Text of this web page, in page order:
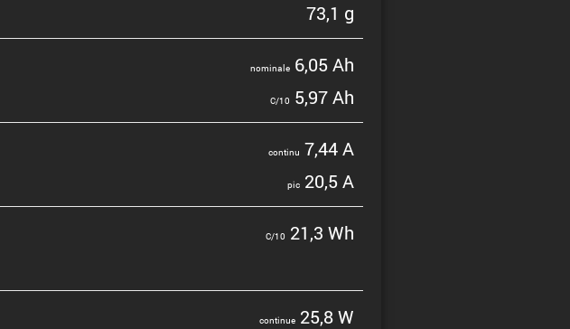
73,1 g
nominale6,05 Ah
C/10 5,97 Ah
continu 7,44 A
pic20,5 A
C/10 21,3 Wh
continue25,8 W